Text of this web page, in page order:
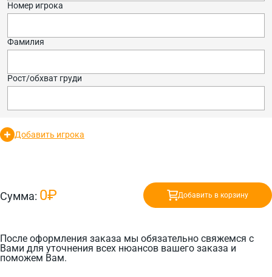
Номер игрока
Фамилия
Рост/обхват груди
Добавить игрока
После оформления заказа мы обязательно свяжемся с
Вами для уточнения всех нюансов вашего заказа и
поможем Вам.
Сумма: 0₽ Добавить в корзину